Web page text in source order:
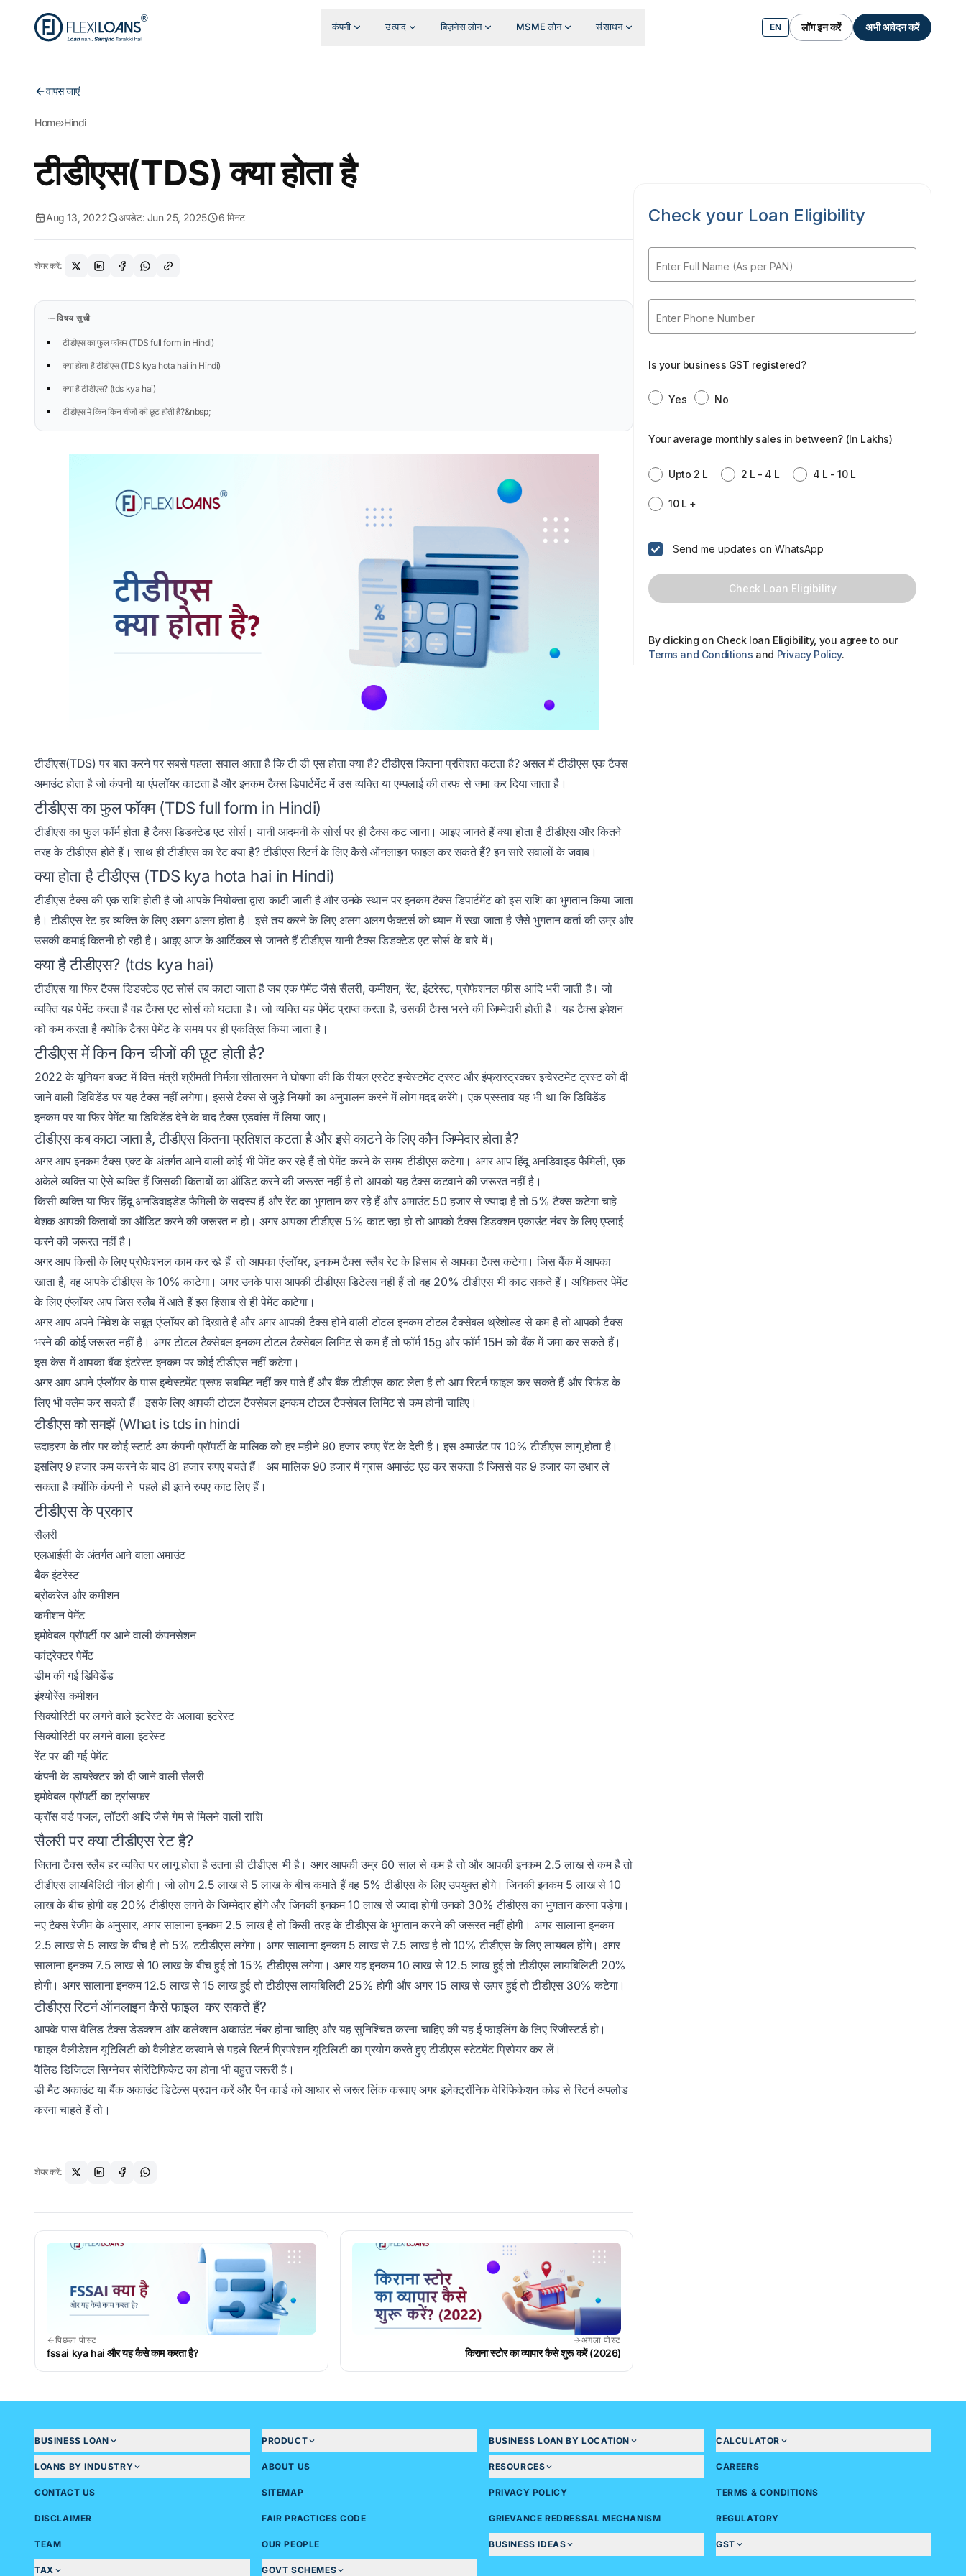
कंपनी उत्पाद बिज़नेस लोन MSME लोन संसाधन EN लॉग इन करें अभी आवेदन करें
वापस जाएं
Home›Hindi
टीडीएस(TDS) क्या होता है
Aug 13, 2022 अपडेट: Jun 25, 2025 6 मिनट
शेयर करें:
विषय सूची
टीडीएस का फुल फॉक्म (TDS full form in Hindi)
क्या होता है टीडीएस (TDS kya hota hai in Hindi)
क्या है टीडीएस? (tds kya hai)
टीडीएस में किन किन चीजों की छूट होती है?&nbsp;
टीडीएस(TDS) पर बात करने पर सबसे पहला सवाल आता है कि टी डी एस होता क्या है? टीडीएस कितना प्रतिशत कटता है? असल में टीडीएस एक टैक्स
अमाउंट होता है जो कंपनी या एंपलॉयर काटता है और इनकम टैक्स डिपार्टमेंट में उस व्यक्ति या एम्पलाई की तरफ से जमा कर दिया जाता है।
टीडीएस का फुल फॉक्म (TDS full form in Hindi)
टीडीएस का फुल फॉर्म होता है टैक्स डिडक्टेड एट सोर्स। यानी आदमनी के सोर्स पर ही टैक्स कट जाना। आइए जानते हैं क्या होता है टीडीएस और कितने
तरह के टीडीएस होते हैं। साथ ही टीडीएस का रेट क्या है? टीडीएस रिटर्न के लिए कैसे ऑनलाइन फाइल कर सकते हैं? इन सारे सवालों के जवाब।
क्या होता है टीडीएस (TDS kya hota hai in Hindi)
टीडीएस टैक्स की एक राशि होती है जो आपके नियोक्ता द्वारा काटी जाती है और उनके स्थान पर इनकम टैक्स डिपार्टमेंट को इस राशि का भुगतान किया जाता
है। टीडीएस रेट हर व्यक्ति के लिए अलग अलग होता है। इसे तय करने के लिए अलग अलग फैक्टर्स को ध्यान में रखा जाता है जैसे भुगतान कर्ता की उम्र और
उसकी कमाई कितनी हो रही है। आइए आज के आर्टिकल से जानते हैं टीडीएस यानी टैक्स डिडक्टेड एट सोर्स के बारे में।
क्या है टीडीएस? (tds kya hai)
टीडीएस या फिर टैक्स डिडक्टेड एट सोर्स तब काटा जाता है जब एक पेमेंट जैसे सैलरी, कमीशन, रेंट, इंटरेस्ट, प्रोफेशनल फीस आदि भरी जाती है। जो
व्यक्ति यह पेमेंट करता है वह टैक्स एट सोर्स को घटाता है। जो व्यक्ति यह पेमेंट प्राप्त करता है, उसकी टैक्स भरने की जिम्मेदारी होती है। यह टैक्स इवेशन
को कम करता है क्योंकि टैक्स पेमेंट के समय पर ही एकत्रित किया जाता है।
टीडीएस में किन किन चीजों की छूट होती है?
2022 के यूनियन बजट में वित्त मंत्री श्रीमती निर्मला सीतारमन ने घोषणा की कि रीयल एस्टेट इन्वेस्टमेंट ट्रस्ट और इंफ्रास्ट्रक्चर इन्वेस्टमेंट ट्रस्ट को दी
जाने वाली डिविडेंड पर यह टैक्स नहीं लगेगा। इससे टैक्स से जुड़े नियमों का अनुपालन करने में लोग मदद करेंगे। एक प्रस्ताव यह भी था कि डिविडेंड
इनकम पर या फिर पेमेंट या डिविडेंड देने के बाद टैक्स एडवांस में लिया जाए।
टीडीएस कब काटा जाता है, टीडीएस कितना प्रतिशत कटता है और इसे काटने के लिए कौन जिम्मेदार होता है?
अगर आप इनकम टैक्स एक्ट के अंतर्गत आने वाली कोई भी पेमेंट कर रहे हैं तो पेमेंट करने के समय टीडीएस कटेगा। अगर आप हिंदू अनडिवाइड फैमिली, एक
अकेले व्यक्ति या ऐसे व्यक्ति हैं जिसकी किताबों का ऑडिट करने की जरूरत नहीं है तो आपको यह टैक्स कटवाने की जरूरत नहीं है।
किसी व्यक्ति या फिर हिंदू अनडिवाइडेड फैमिली के सदस्य हैं और रेंट का भुगतान कर रहे हैं और अमाउंट 50 हजार से ज्यादा है तो 5% टैक्स कटेगा चाहे
बेशक आपकी किताबों का ऑडिट करने की जरूरत न हो। अगर आपका टीडीएस 5% काट रहा हो तो आपको टैक्स डिडक्शन एकाउंट नंबर के लिए एप्लाई
करने की जरूरत नहीं है।
अगर आप किसी के लिए प्रोफेशनल काम कर रहे हैं तो आपका एंप्लॉयर, इनकम टैक्स स्लैब रेट के हिसाब से आपका टैक्स कटेगा। जिस बैंक में आपका
खाता है, वह आपके टीडीएस के 10% काटेगा। अगर उनके पास आपकी टीडीएस डिटेल्स नहीं हैं तो वह 20% टीडीएस भी काट सकते हैं। अधिकतर पेमेंट
के लिए एंप्लॉयर आप जिस स्लैब में आते हैं इस हिसाब से ही पेमेंट काटेगा।
अगर आप अपने निवेश के सबूत एंप्लॉयर को दिखाते है और अगर आपकी टैक्स होने वाली टोटल इनकम टोटल टैक्सेबल थ्रेशोल्ड से कम है तो आपको टैक्स
भरने की कोई जरूरत नहीं है। अगर टोटल टैक्सेबल इनकम टोटल टैक्सेबल लिमिट से कम हैं तो फॉर्म 15g और फॉर्म 15H को बैंक में जमा कर सकते हैं।
इस केस में आपका बैंक इंटरेस्ट इनकम पर कोई टीडीएस नहीं कटेगा।
अगर आप अपने एंप्लॉयर के पास इन्वेस्टमेंट प्रूफ सबमिट नहीं कर पाते हैं और बैंक टीडीएस काट लेता है तो आप रिटर्न फाइल कर सकते हैं और रिफंड के
लिए भी क्लेम कर सकते हैं। इसके लिए आपकी टोटल टैक्सेबल इनकम टोटल टैक्सेबल लिमिट से कम होनी चाहिए।
टीडीएस को समझें (What is tds in hindi
उदाहरण के तौर पर कोई स्टार्ट अप कंपनी प्रॉपर्टी के मालिक को हर महीने 90 हजार रुपए रेंट के देती है। इस अमाउंट पर 10% टीडीएस लागू होता है।
इसलिए 9 हजार कम करने के बाद 81 हजार रुपए बचते हैं। अब मालिक 90 हजार में ग्रास अमाउंट एड कर सकता है जिससे वह 9 हजार का उधार ले
सकता है क्योंकि कंपनी ने पहले ही इतने रुपए काट लिए हैं।
टीडीएस के प्रकार
सैलरी
एलआईसी के अंतर्गत आने वाला अमाउंट
बैंक इंटरेस्ट
ब्रोकरेज और कमीशन
कमीशन पेमेंट
इमोवेबल प्रॉपर्टी पर आने वाली कंपनसेशन
कांट्रेक्टर पेमेंट
डीम की गई डिविडेंड
इंश्योरेंस कमीशन
सिक्योरिटी पर लगने वाले इंटरेस्ट के अलावा इंटरेस्ट
सिक्योरिटी पर लगने वाला इंटरेस्ट
रेंट पर की गई पेमेंट
कंपनी के डायरेक्टर को दी जाने वाली सैलरी
इमोवेबल प्रॉपर्टी का ट्रांसफर
क्रॉस वर्ड पजल, लॉटरी आदि जैसे गेम से मिलने वाली राशि
सैलरी पर क्या टीडीएस रेट है?
जितना टैक्स स्लैब हर व्यक्ति पर लागू होता है उतना ही टीडीएस भी है। अगर आपकी उम्र 60 साल से कम है तो और आपकी इनकम 2.5 लाख से कम है तो
टीडीएस लायबिलिटी नील होगी। जो लोग 2.5 लाख से 5 लाख के बीच कमाते हैं वह 5% टीडीएस के लिए उपयुक्त होंगे। जिनकी इनकम 5 लाख से 10
लाख के बीच होगी वह 20% टीडीएस लगने के जिम्मेदार होंगे और जिनकी इनकम 10 लाख से ज्यादा होगी उनको 30% टीडीएस का भुगतान करना पड़ेगा।
नए टैक्स रेजीम के अनुसार, अगर सालाना इनकम 2.5 लाख है तो किसी तरह के टीडीएस के भुगतान करने की जरूरत नहीं होगी। अगर सालाना इनकम
2.5 लाख से 5 लाख के बीच है तो 5% टटीडीएस लगेगा। अगर सालाना इनकम 5 लाख से 7.5 लाख है तो 10% टीडीएस के लिए लायबल होंगे। अगर
सालाना इनकम 7.5 लाख से 10 लाख के बीच हुई तो 15% टीडीएस लगेगा। अगर यह इनकम 10 लाख से 12.5 लाख हुई तो टीडीएस लायबिलिटी 20%
होगी। अगर सालाना इनकम 12.5 लाख से 15 लाख हुई तो टीडीएस लायबिलिटी 25% होगी और अगर 15 लाख से ऊपर हुई तो टीडीएस 30% कटेगा।
टीडीएस रिटर्न ऑनलाइन कैसे फाइल कर सकते हैं?
आपके पास वैलिड टैक्स डेडक्शन और कलेक्शन अकाउंट नंबर होना चाहिए और यह सुनिश्चित करना चाहिए की यह ई फाइलिंग के लिए रिजीस्टर्ड हो।
फाइल वैलीडेशन यूटिलिटी को वैलीडेट करवाने से पहले रिटर्न प्रिपरेशन यूटिलिटी का प्रयोग करते हुए टीडीएस स्टेटमेंट प्रिपेयर कर लें।
वैलिड डिजिटल सिग्नेचर सेरिटिफिकेट का होना भी बहुत जरूरी है।
डी मैट अकाउंट या बैंक अकाउंट डिटेल्स प्रदान करें और पैन कार्ड को आधार से जरूर लिंक करवाए अगर इलेक्ट्रॉनिक वेरिफिकेशन कोड से रिटर्न अपलोड
करना चाहते हैं तो।
शेयर करें:
पिछला पोस्ट
fssai kya hai और यह कैसे काम करता है?
अगला पोस्ट
किराना स्टोर का व्यापार कैसे शुरू करें (2026)
BUSINESS LOAN PRODUCT BUSINESS LOAN BY LOCATION CALCULATOR
LOANS BY INDUSTRY ABOUT US RESOURCES CAREERS
CONTACT US SITEMAP PRIVACY POLICY TERMS & CONDITIONS
DISCLAIMER FAIR PRACTICES CODE GRIEVANCE REDRESSAL MECHANISM REGULATORY
TEAM OUR PEOPLE BUSINESS IDEAS GST
TAX GOVT SCHEMES